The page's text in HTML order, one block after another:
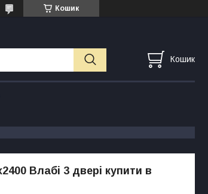
Кошик
Кошик
Влабі 3 двері купити в